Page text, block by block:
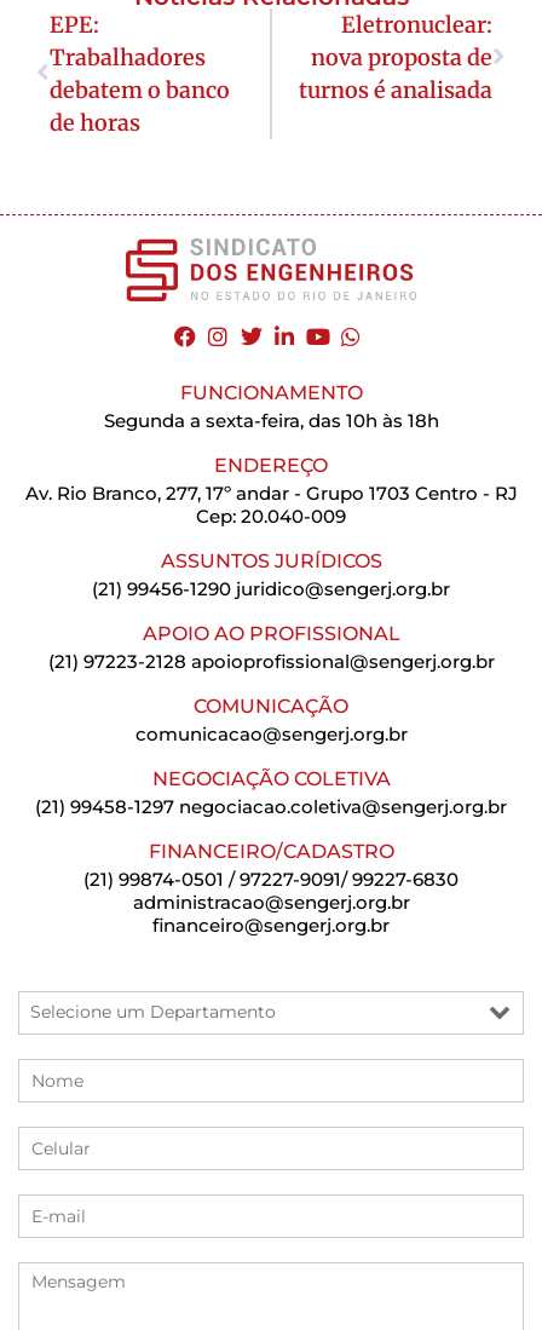
EPE:
Trabalhadores
debatem o banco
de horas
Eletronuclear:
nova proposta de
turnos é analisada
FUNCIONAMENTO
Segunda a sexta-feira, das 10h às 18h
ENDEREÇO
Av. Rio Branco, 277, 17º andar - Grupo 1703 Centro - RJ
Cep: 20.040-009
ASSUNTOS JURÍDICOS
(21) 99456-1290 juridico@sengerj.org.br
APOIO AO PROFISSIONAL
(21) 97223-2128 apoioprofissional@sengerj.org.br
COMUNICAÇÃO
comunicacao@sengerj.org.br
NEGOCIAÇÃO COLETIVA
(21) 99458-1297 negociacao.coletiva@sengerj.org.br
FINANCEIRO/CADASTRO
(21) 99874-0501 / 97227-9091/ 99227-6830
administracao@sengerj.org.br
financeiro@sengerj.org.br